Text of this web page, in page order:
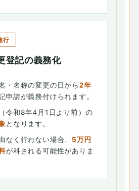
行
登記の義務化
・名称の変更の日から2年
申請が義務付けられます。
令和8年4月1日より前）の
となります。
なく行わない場合、 5万円
が科される可能性がありま